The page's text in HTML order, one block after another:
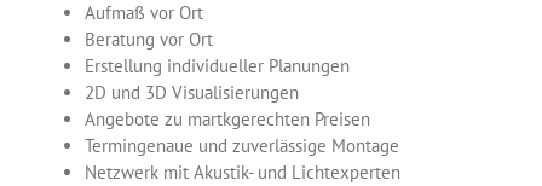
Aufmaß vor Ort
Beratung vor Ort
Erstellung individueller Planungen
2D und 3D Visualisierungen
Angebote zu martkgerechten Preisen
Termingenaue und zuverlässige Montage
Netzwerk mit Akustik- und Lichtexperten